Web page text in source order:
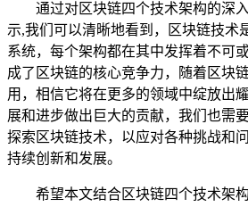
通过对区块链四个技术架构的深
示,我们可以清晰地看到，区块链技术
系统，每个架构都在其中发挥着不可
成了区块链的核心竞争力，随着区块
用，相信它将在更多的领域中绽放出
展和进步做出巨大的贡献，我们也需
探索区块链技术，以应对各种挑战和
持续创新和发展。
希望本文结合区块链四个技术架